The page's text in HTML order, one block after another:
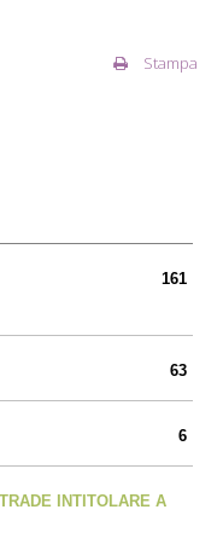
Stampa
161
63
6
INTITOLARE A